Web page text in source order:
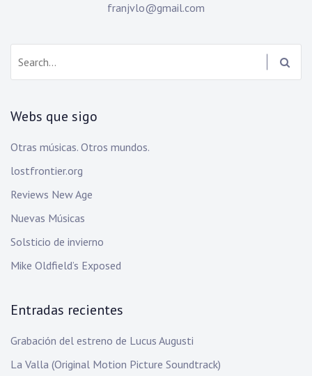
franjvlo@gmail.com
Webs que sigo
Otras músicas. Otros mundos.
lostfrontier.org
Reviews New Age
Nuevas Músicas
Solsticio de invierno
Mike Oldfield’s Exposed
Entradas recientes
Grabación del estreno de Lucus Augusti
La Valla (Original Motion Picture Soundtrack)